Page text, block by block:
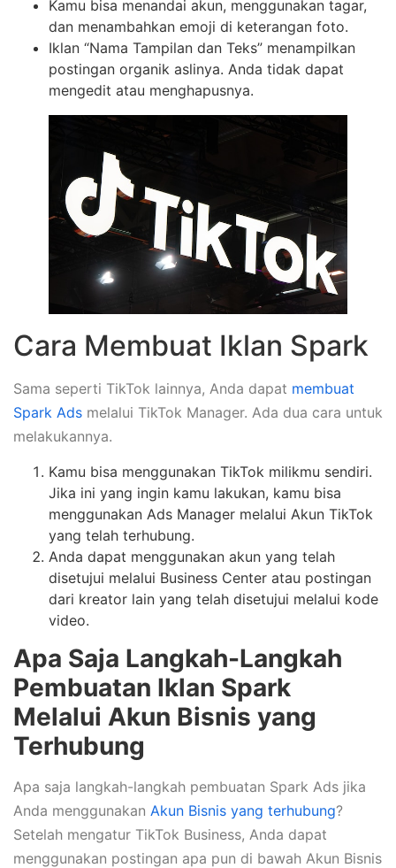
Kamu bisa menandai akun, menggunakan tagar,
dan menambahkan emoji di keterangan foto.
Iklan “Nama Tampilan dan Teks” menampilkan
postingan organik aslinya. Anda tidak dapat
mengedit atau menghapusnya.
Cara Membuat Iklan Spark
Sama seperti TikTok lainnya, Anda dapat membuat
Spark Ads melalui TikTok Manager. Ada dua cara untuk
melakukannya.
Kamu bisa menggunakan TikTok milikmu sendiri.
Jika ini yang ingin kamu lakukan, kamu bisa
menggunakan Ads Manager melalui Akun TikTok
yang telah terhubung.
Anda dapat menggunakan akun yang telah
disetujui melalui Business Center atau postingan
dari kreator lain yang telah disetujui melalui kode
video.
Apa Saja Langkah-Langkah
Pembuatan Iklan Spark
Melalui Akun Bisnis yang
Terhubung
Apa saja langkah-langkah pembuatan Spark Ads jika
Anda menggunakan Akun Bisnis yang terhubung?
Setelah mengatur TikTok Business, Anda dapat
menggunakan postingan apa pun di bawah Akun Bisnis